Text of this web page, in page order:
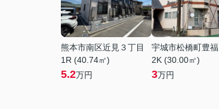
熊本市南区近見３丁目
1R (40.74㎡)
5.2万円
宇城市松橋町豊福
2K (30.00㎡)
3万円